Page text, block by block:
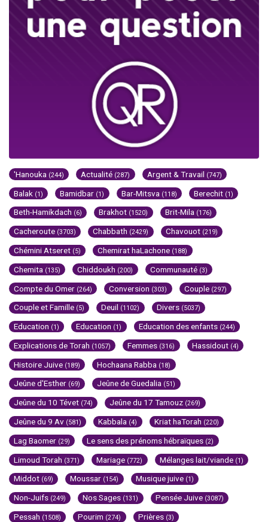
'Hanouka (244) Actualité (287) Argent & Travail (747)
Balak (1) Bamidbar (1) Bar-Mitsva (118) Berechit (1)
Beth-Hamikdach (6) Brakhot (1520) Brit-Mila (176)
Cacheroute (3703) Chabbath (2429) Chavouot (219)
Chémini Atseret (5) Chemirat haLachone (188)
Chemita (135) Chiddoukh (200) Communauté (3)
Compte du Omer (264) Conversion (303) Couple (297)
Couple et Famille (5) Deuil (1102) Divers (5037)
Education (1) Education (1) Education des enfants (244)
Explications de Torah (1057) Femmes (316) Hassidout (4)
Histoire Juive (189) Hochaana Rabba (18)
Jeûne d'Esther (69) Jeûne de Guedalia (51)
Jeûne du 10 Tévet (74) Jeûne du 17 Tamouz (269)
Jeûne du 9 Av (581) Kabbala (4) Kriat haTorah (220)
Lag Baomer (29) Le sens des prénoms hébraïques (2)
Limoud Torah (371) Mariage (772) Mélanges lait/viande (1)
Middot (69) Moussar (154) Musique juive (1)
Non-Juifs (249) Nos Sages (131) Pensée Juive (3087)
Pessah (1508) Pourim (274) Prières (3)